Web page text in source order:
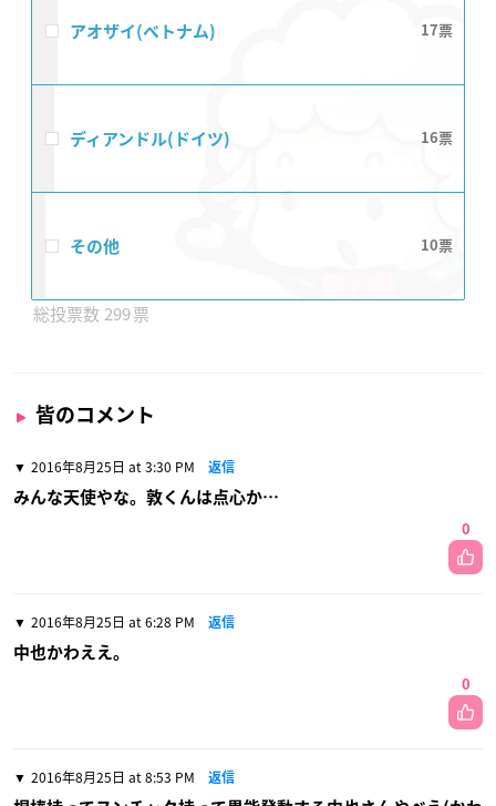
アオザイ(ベトナム) 17
ディアンドル(ドイツ) 16
その他 10
299
皆のコメント
2016年8月25日 at 3:30 PM 返信
みんな天使やな。敦くんは点心か…
0
2016年8月25日 at 6:28 PM 返信
中也かわええ。
0
2016年8月25日 at 8:53 PM 返信